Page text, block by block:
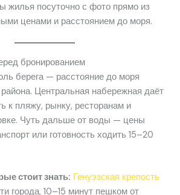
жилья посуточно с фото прямо из
ценами и расстоянием до моря.
бронированием
берега — расстояние до моря
Центральная набережная даёт
к пляжу, рынку, ресторанам и
Чуть дальше от воды — цены
или готовность ходить 15–20
стоит знать: Генуэзская крепость
города, 10–15 минут пешком от